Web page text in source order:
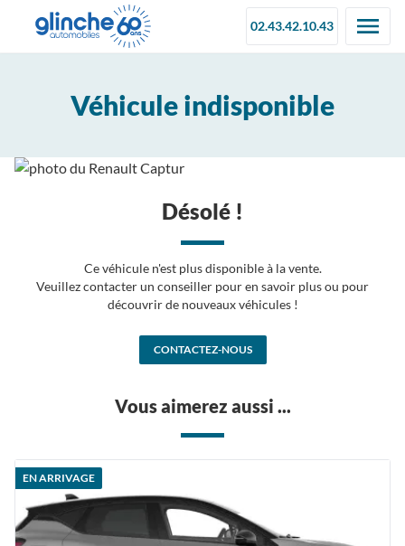
02.43.42.10.43
Véhicule indisponible
Désolé !
Ce véhicule n'est plus disponible à la vente.
Veuillez contacter un conseiller pour en savoir plus ou pour
découvrir de nouveaux véhicules !
CONTACTEZ-NOUS
Vous aimerez aussi ...
EN ARRIVAGE